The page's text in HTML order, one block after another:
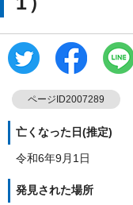
ページID2007289
亡くなった日(推定)
令和6年9月1日
発見された場所